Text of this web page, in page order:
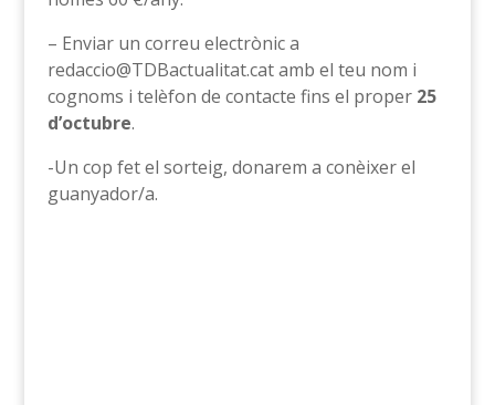
– Enviar un correu electrònic a
redaccio@TDBactualitat.cat amb el teu nom i
cognoms i telèfon de contacte fins el proper 25
d’octubre.
-Un cop fet el sorteig, donarem a conèixer el
guanyador/a.